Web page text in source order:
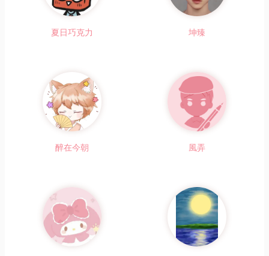
夏日巧克力 坤臻
醉在今朝 風弄